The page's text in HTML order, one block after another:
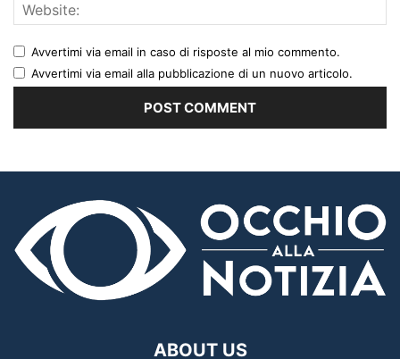
Avvertimi via email in caso di risposte al mio commento.
Avvertimi via email alla pubblicazione di un nuovo articolo.
ABOUT US